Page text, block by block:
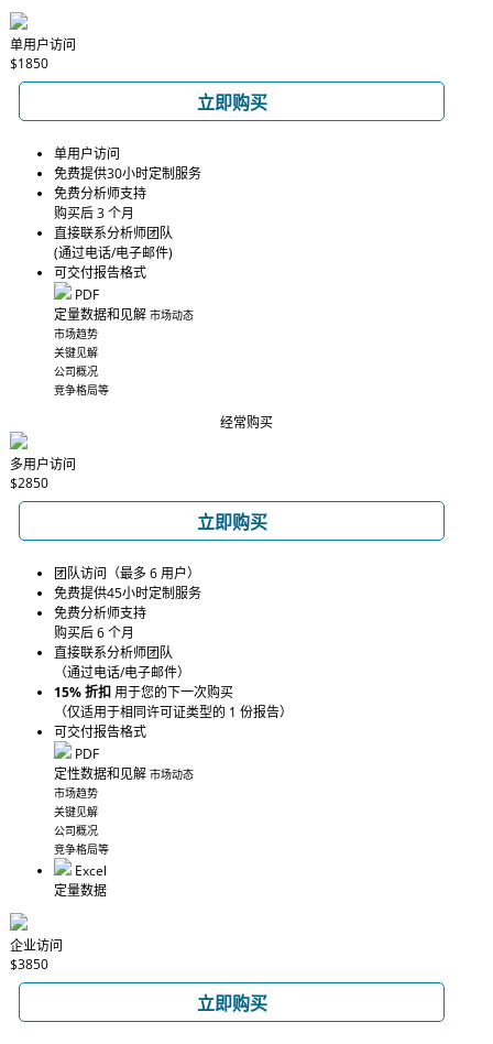
单用户访问
$1850
立即购买
单用户访问
免费提供30小时定制服务
免费分析师支持
购买后 3 个月
直接联系分析师团队
(通过电话/电子邮件)
可交付报告格式
PDF
定量数据和见解 市场动态
市场趋势
关键见解
公司概况
竞争格局等
经常购买
多用户访问
$2850
立即购买
团队访问（最多 6 用户）
免费提供45小时定制服务
免费分析师支持
购买后 6 个月
直接联系分析师团队
（通过电话/电子邮件）
15% 折扣用于您的下一次购买
（仅适用于相同许可证类型的 1 份报告）
可交付报告格式
PDF
定性数据和见解 市场动态
市场趋势
关键见解
公司概况
竞争格局等
Excel
定量数据
企业访问
$3850
立即购买